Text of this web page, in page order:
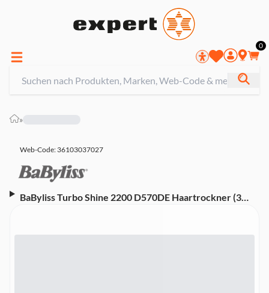
0
»
Web-Code: 36103037027
BaByliss Turbo Shine 2200 D570DE Haartrockner (3
Beschichtung, extra dünne Zetrierdüse, Diffusor, 2.200